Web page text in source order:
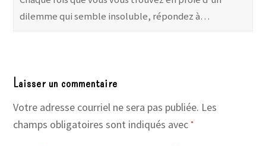
dilemme qui semble insoluble, répondez à…
Laisser un commentaire
Votre adresse courriel ne sera pas publiée. Les
champs obligatoires sont indiqués avec*